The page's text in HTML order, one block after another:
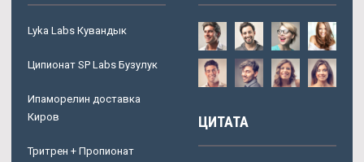
Lyka Labs Кувандык
Ципионат SP Labs Бузулук
Ипаморелин доставка
Киров
Тритрен + Пропионат
ЦИТАТА